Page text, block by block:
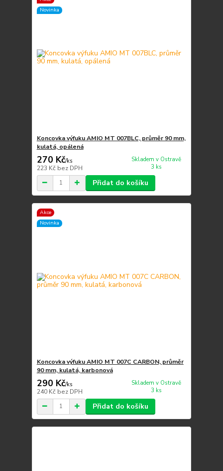
Novinka
Koncovka výfuku AMIO MT 007BLC, průměr 90 mm,
kulatá, opálená
270 Kč/ks
223 Kč bez DPH
Skladem v Ostravě
3 ks
Přidat do košíku
Akce
Novinka
Koncovka výfuku AMIO MT 007C CARBON, průměr
90 mm, kulatá, karbonová
290 Kč/ks
240 Kč bez DPH
Skladem v Ostravě
3 ks
Přidat do košíku